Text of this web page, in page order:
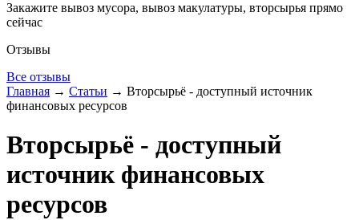
Закажите вывоз мусора, вывоз макулатуры, вторсырья прямо
сейчас
Отзывы
Все отзывы
Главная → Статьи → Вторсырьё - доступный источник
финансовых ресурсов
Вторсырьё - доступный
источник финансовых
ресурсов